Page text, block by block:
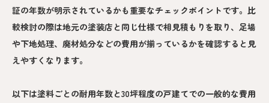
証の年数が明示されているかも重要なチェックポイントです。比
較検討の際は地元の塗装店と同じ仕様で相見積もりを取り、足場
や下地処理、廃材処分などの費用が揃っているかを確認すると見
えやすくなります。
以下は塗料ごとの耐用年数と30坪程度の戸建てでの一般的な費用